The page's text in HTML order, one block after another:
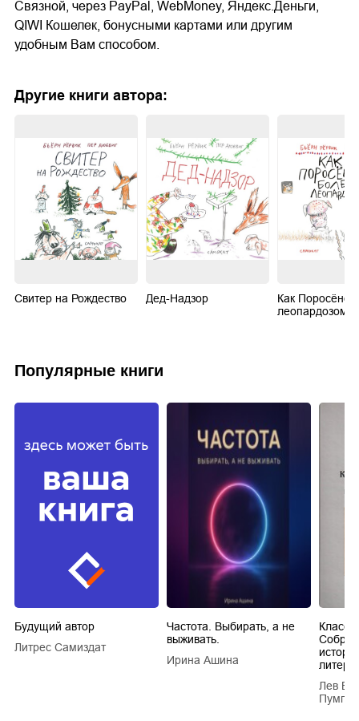
Связной, через PayPal, WebMoney, Яндекс.Деньги,
QIWI Кошелек, бонусными картами или другим
удобным Вам способом.
Другие книги автора:
Свитер на Рождество Дед-Надзор
Как Поросёнок
леопардозом
Популярные книги
Будущий автор
Литрес Самиздат
Частота. Выбирать, а не
выживать.
Ирина Ашина
Лев